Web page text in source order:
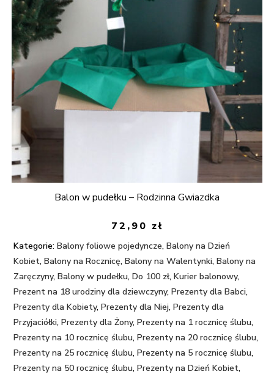
Balon w pudełku – Rodzinna Gwiazdka
72,90 zł
Kategorie: Balony foliowe pojedyncze,Balony na Dzień
Kobiet,Balony na Rocznicę,Balony na Walentynki,Balony na
Zaręczyny,Balony w pudełku,Do 100 zł,Kurier balonowy,
Prezent na 18 urodziny dla dziewczyny,Prezenty dla Babci,
Prezenty dla Kobiety,Prezenty dla Niej,Prezenty dla
Przyjaciółki,Prezenty dla Żony,Prezenty na 1 rocznicę ślubu,
Prezenty na 10 rocznicę ślubu,Prezenty na 20 rocznicę ślubu,
Prezenty na 25 rocznicę ślubu,Prezenty na 5 rocznicę ślubu,
Prezenty na 50 rocznicę ślubu,Prezenty na Dzień Kobiet,